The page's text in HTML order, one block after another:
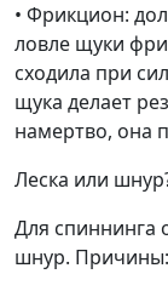
• Фрикцион:
ловле щуки
сходила при
щука делает
намертво, она
Леска или
Для спиннинга
шнур. Причины: